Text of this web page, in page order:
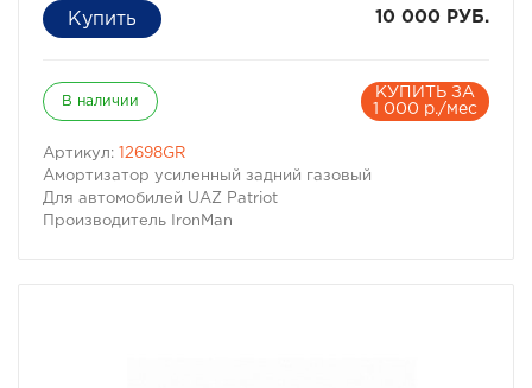
10 000 РУБ.
В наличии
КУПИТЬ ЗА
1 000 р./мес
Артикул:
12698GR
Амортизатор усиленный задний газовый
Для автомобилей UAZ Patriot
Производитель IronMan